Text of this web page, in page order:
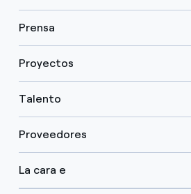
Prensa
Proyectos
Talento
Proveedores
La cara e